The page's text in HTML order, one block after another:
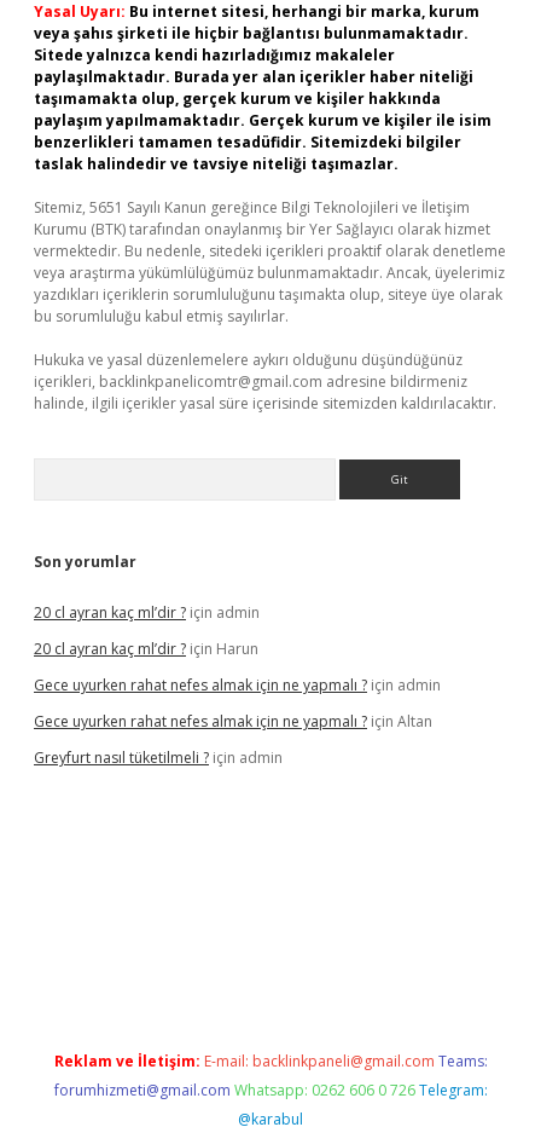
Yasal Uyarı: Bu internet sitesi, herhangi bir marka, kurum
veya şahıs şirketi ile hiçbir bağlantısı bulunmamaktadır.
Sitede yalnızca kendi hazırladığımız makaleler
paylaşılmaktadır. Burada yer alan içerikler haber niteliği
taşımamakta olup, gerçek kurum ve kişiler hakkında
paylaşım yapılmamaktadır. Gerçek kurum ve kişiler ile isim
benzerlikleri tamamen tesadüfidir. Sitemizdeki bilgiler
taslak halindedir ve tavsiye niteliği taşımazlar.
Sitemiz, 5651 Sayılı Kanun gereğince Bilgi Teknolojileri ve İletişim
Kurumu (BTK) tarafından onaylanmış bir Yer Sağlayıcı olarak hizmet
vermektedir. Bu nedenle, sitedeki içerikleri proaktif olarak denetleme
veya araştırma yükümlülüğümüz bulunmamaktadır. Ancak, üyelerimiz
yazdıkları içeriklerin sorumluluğunu taşımakta olup, siteye üye olarak
bu sorumluluğu kabul etmiş sayılırlar.
Hukuka ve yasal düzenlemelere aykırı olduğunu düşündüğünüz
içerikleri, backlinkpanelicomtr@gmail.com adresine bildirmeniz
halinde, ilgili içerikler yasal süre içerisinde sitemizden kaldırılacaktır.
Son yorumlar
20 cl ayran kaç ml’dir ? için admin
20 cl ayran kaç ml’dir ? için Harun
Gece uyurken rahat nefes almak için ne yapmalı ? için admin
Gece uyurken rahat nefes almak için ne yapmalı ? için Altan
Greyfurt nasıl tüketilmeli ? için admin
Reklam ve İletişim: E-mail: backlinkpaneli@gmail.com Teams:
forumhizmeti@gmail.com Whatsapp: 0262 606 0 726 Telegram:
@karabul